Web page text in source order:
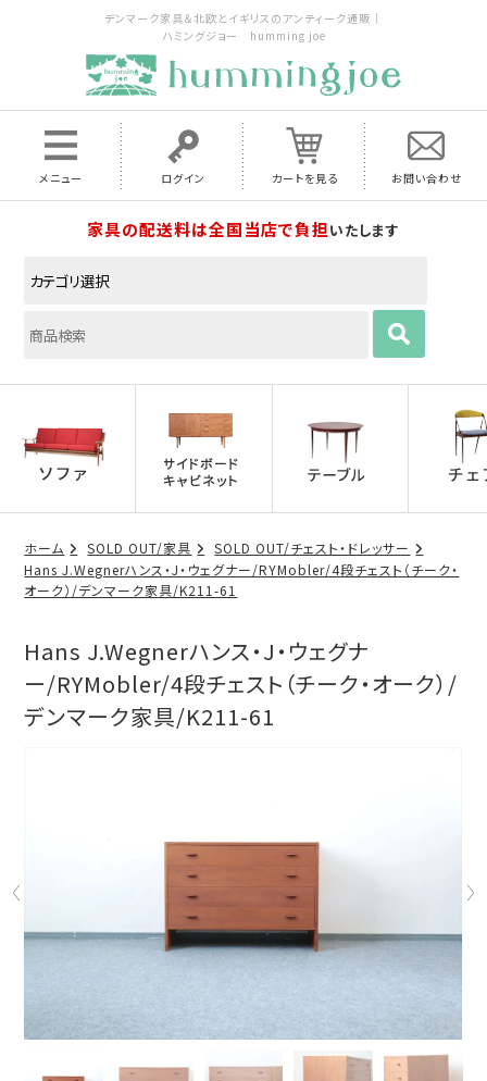
デンマーク家具＆北欧とイギリスのアンティーク通販｜
ハミングジョー humming joe
メニュー ログイン カートを見る お問い合わせ
家具の配送料は全国当店で負担いたします
ホーム SOLD OUT/家具
SOLD OUT/チェスト・ドレッサー
Hans J.Wegnerハンス・J・ウェグナー/RYMobler/4段チェスト（チーク・
オーク）/デンマーク家具/K211-61
Hans J.Wegnerハンス・J・ウェグナ
ー/RYMobler/4段チェスト（チーク・オーク）/
デンマーク家具/K211-61